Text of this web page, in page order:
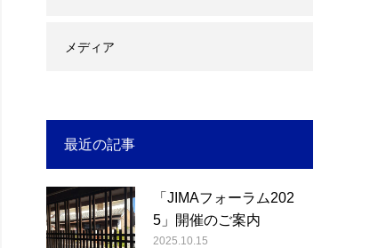
メディア
最近の記事
「JIMAフォーラム202
5」開催のご案内
2025.10.15